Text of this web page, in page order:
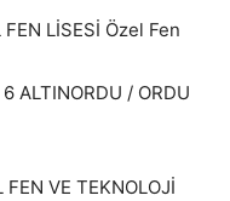
LİSESİ Özel Fen
ALTINORDU / ORDU
VE TEKNOLOJİ